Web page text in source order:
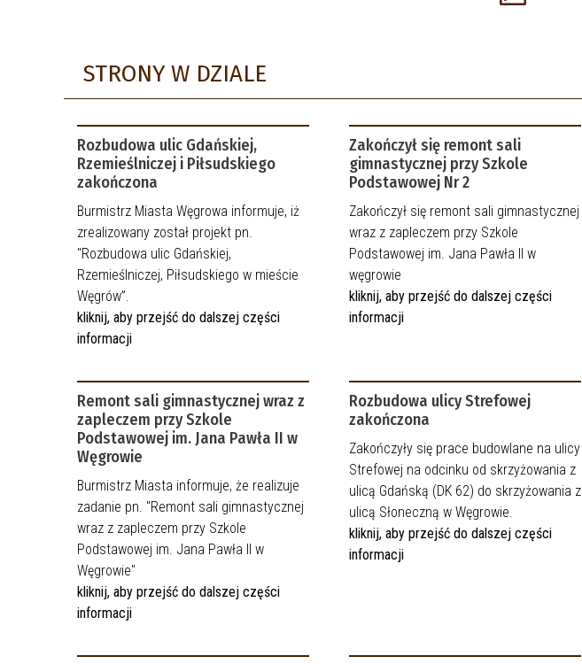
ROLNICTWO
BAZA NAZW ULIC I PLACÓW
STACJE DLA POJAZDÓW
NIEODPŁATNA POMOC PRAWNA
STRONY W DZIALE
Rozbudowa ulic Gdańskiej,
Rzemieślniczej i Piłsudskiego
zakończona
Burmistrz Miasta Węgrowa informuje, iż
zrealizowany został projekt pn.
"Rozbudowa ulic Gdańskiej,
Rzemieślniczej, Piłsudskiego w mieście
Węgrów”.
kliknij, aby przejść do dalszej części
informacji
Zakończył się remont sali
gimnastycznej przy Szkole
Podstawowej Nr 2
Zakończył się remont sali gimnastycznej
wraz z zapleczem przy Szkole
Podstawowej im. Jana Pawła II w
węgrowie
kliknij, aby przejść do dalszej części
informacji
Remont sali gimnastycznej wraz z
zapleczem przy Szkole
Podstawowej im. Jana Pawła II w
Węgrowie
Burmistrz Miasta informuje, że realizuje
zadanie pn. "Remont sali gimnastycznej
wraz z zapleczem przy Szkole
Podstawowej im. Jana Pawła II w
Węgrowie"
kliknij, aby przejść do dalszej części
informacji
Rozbudowa ulicy Strefowej
zakończona
Zakończyły się prace budowlane na ulicy
Strefowej na odcinku od skrzyżowania z
ulicą Gdańską (DK 62) do skrzyżowania z
ulicą Słoneczną w Węgrowie.
kliknij, aby przejść do dalszej części
informacji